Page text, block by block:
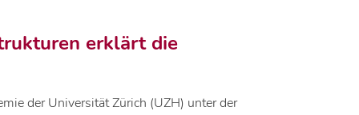
erklärt die
der Universität Zürich (UZH) unter der